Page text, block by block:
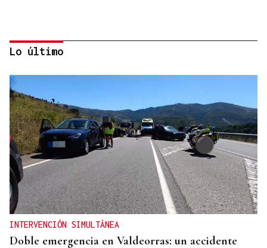
A TODA VELOCIDAD
Vídeo | Así fue el espectacular salto de “Cohete”
Suárez en el Rally Rías Baixas que dejó sin
respiración a los aficionados
Lo último
INTERVENCIÓN SIMULTÁNEA
Doble emergencia en Valdeorras: un accidente